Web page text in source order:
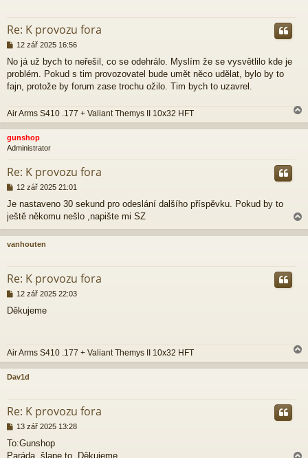
Re: K provozu fora
P
í
s
p
e
12 zář 2025 16:56
No já už bych to neřešil, co se odehrálo. Myslím že se vysvětlilo kde je
problém. Pokud s tim provozovatel bude umět něco udělat, bylo by to
fajn, protože by forum zase trochu ožilo. Tim bych to uzavrel.
Air Arms S410 .177 + Valiant Themys II 10x32 HFT
a
h
gunshop
Administrator
Re: K provozu fora
P
í
s
p
ě
v
12 zář 2025 21:01
Je nastaveno 30 sekund pro odeslání dalšího příspěvku. Pokud by to
ještě někomu nešlo ,napište mi SZ
a
h
vanhouten
Re: K provozu fora
P
í
v
k
12 zář 2025 22:03
Děkujeme
Air Arms S410 .177 + Valiant Themys II 10x32 HFT
a
h
Dav1d
Re: K provozu fora
P
í
13 zář 2025 13:28
To:Gunshop
Paráda, šlape to. Děkujeme.